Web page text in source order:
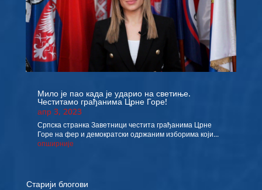
Мило је пао када је ударио на светиње.
Честитамо грађанима Црне Горе!
апр 3, 2023
Српска странка Заветници честита грађанима Црне
Горе на фер и демократски одржаним изборима који...
опширније